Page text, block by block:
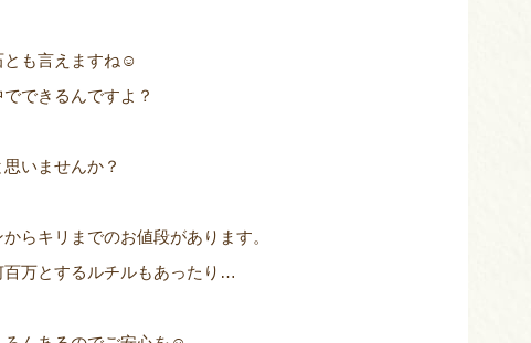
とも言えますね☺
できるんですよ？
いませんか？
らキリまでのお値段があります。
万とするルチルもあったり…